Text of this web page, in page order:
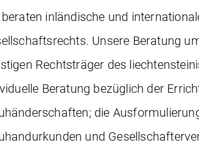
inländische und
Unsere Beratung
Rechtsträger des
Beratung bezüglich der
die
und